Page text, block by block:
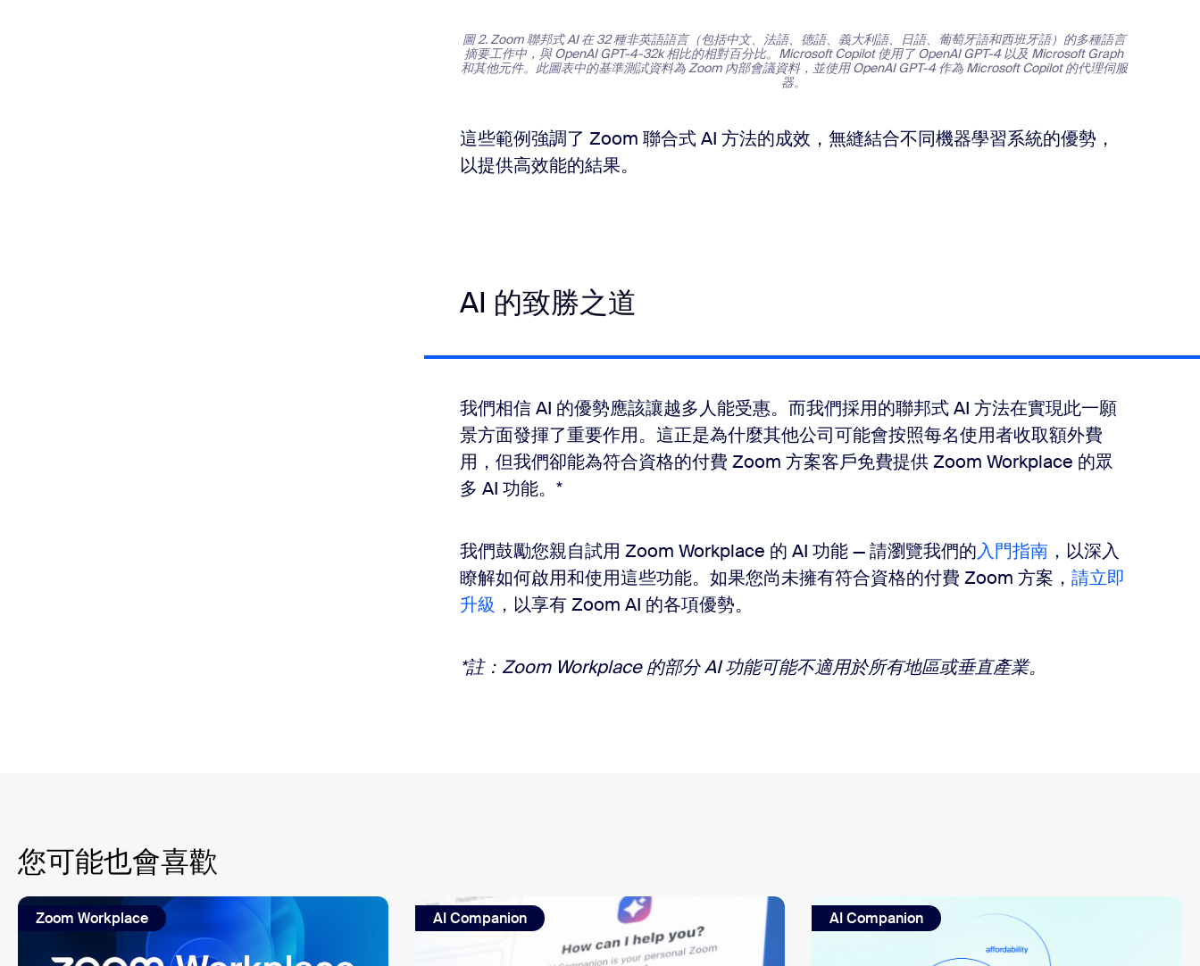
圖 2. Zoom 聯邦式 AI 在 32 種非英語語言（包括中文、法語、德語、義大利語、日語、葡萄牙語和西班牙語）的多種語言
摘要工作中，與 OpenAI GPT-4-32k 相比的相對百分比。Microsoft Copilot 使用了 OpenAI GPT-4 以及 Microsoft Graph
和其他元件。此圖表中的基準測試資料為 Zoom 內部會議資料，並使用 OpenAI GPT-4 作為 Microsoft Copilot 的代理伺服
器。
這些範例強調了 Zoom 聯合式 AI 方法的成效，無縫結合不同機器學習系統的優勢，
以提供高效能的結果。
AI 的致勝之道
我們相信 AI 的優勢應該讓越多人能受惠。而我們採用的聯邦式 AI 方法在實現此一願
景方面發揮了重要作用。這正是為什麼其他公司可能會按照每名使用者收取額外費
用，但我們卻能為符合資格的付費 Zoom 方案客戶免費提供 Zoom Workplace 的眾
多 AI 功能。*
我們鼓勵您親自試用 Zoom Workplace 的 AI 功能 — 請瀏覽我們的入門指南，以深入
瞭解如何啟用和使用這些功能。如果您尚未擁有符合資格的付費 Zoom 方案， 請立即
升級 ，以享有 Zoom AI 的各項優勢。
*註：Zoom Workplace 的部分 AI 功能可能不適用於所有地區或垂直產業。
您可能也會喜歡
Zoom Workplace AI Companion AI Companion